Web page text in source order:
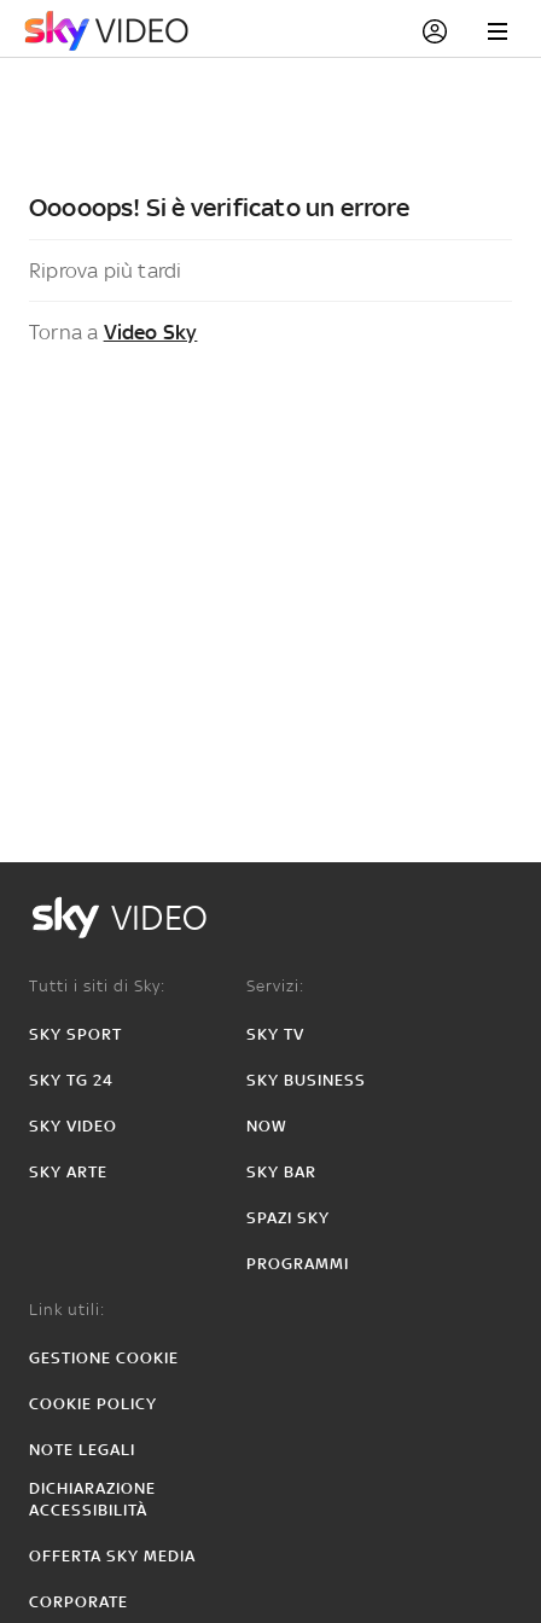
Ooooops! Si è verificato un errore
Riprova più tardi
Torna a Video Sky
VIDEO
Tutti i siti di Sky:
SKY SPORT
SKY TG 24
SKY VIDEO
SKY ARTE
Servizi:
SKY TV
SKY BUSINESS
NOW
SKY BAR
SPAZI SKY
PROGRAMMI
Link utili:
GESTIONE COOKIE
COOKIE POLICY
NOTE LEGALI
DICHIARAZIONE
ACCESSIBILITÀ
OFFERTA SKY MEDIA
CORPORATE